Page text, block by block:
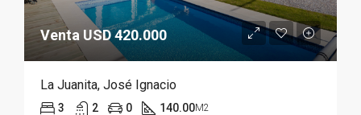
Venta USD 420.000
La Juanita, José Ignacio
3 2 0 140.00M2